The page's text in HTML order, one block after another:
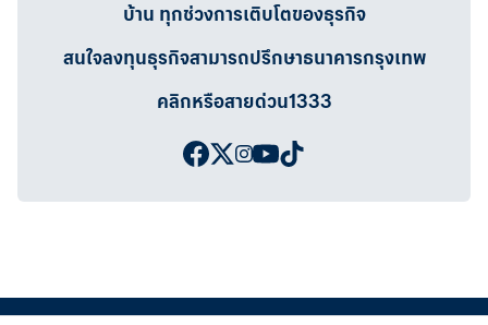
บ้าน ทุกช่วงการเติบโตของธุรกิจ
สนใจลงทุนธุรกิจสามารถปรึกษาธนาคารกรุงเทพ
คลิกหรือสายด่วน1333